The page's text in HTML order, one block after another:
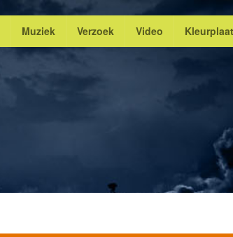
Muziek Verzoek Video Kleurplaat